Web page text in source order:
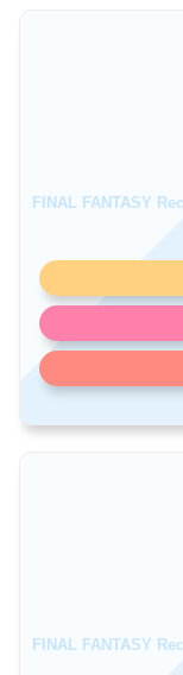
FINAL FANTASY
FINAL FANTASY